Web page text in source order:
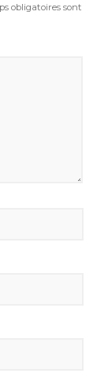
obligatoires sont